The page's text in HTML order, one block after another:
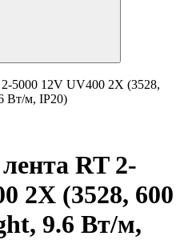
5000 12V UV400 2X (3528,
Вт/м, IP20)
RT 2-
2X (3528, 600
9.6 Вт/м,